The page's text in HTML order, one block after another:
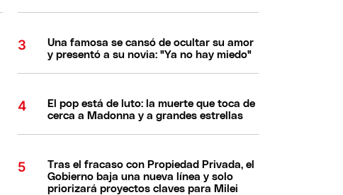
Una famosa se cansó de ocultar su amor
y presentó a su novia: "Ya no hay miedo"
El pop está de luto: la muerte que toca de
cerca a Madonna y a grandes estrellas
Tras el fracaso con Propiedad Privada, el
Gobierno baja una nueva línea y solo
priorizará proyectos claves para Milei